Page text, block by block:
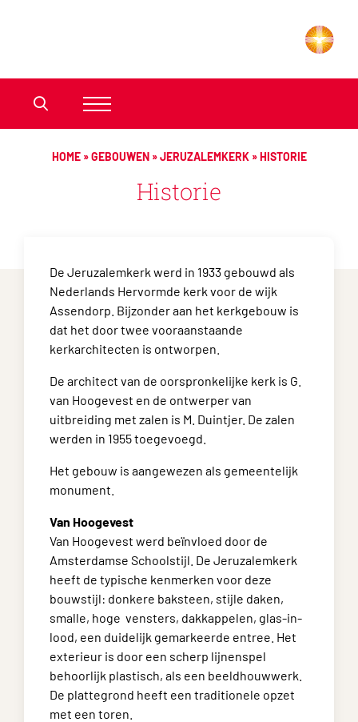
HOME»GEBOUWEN»JERUZALEMKERK»HISTORIE
Historie
De Jeruzalemkerk werd in 1933 gebouwd als
Nederlands Hervormde kerk voor de wijk
Assendorp. Bijzonder aan het kerkgebouw is
dat het door twee vooraanstaande
kerkarchitecten is ontworpen.
De architect van de oorspronkelijke kerk is G.
van Hoogevest en de ontwerper van
uitbreiding met zalen is M. Duintjer. De zalen
werden in 1955 toegevoegd.
Het gebouw is aangewezen als gemeentelijk
monument.
Van Hoogevest
Van Hoogevest werd beïnvloed door de
Amsterdamse Schoolstijl. De Jeruzalemkerk
heeft de typische kenmerken voor deze
bouwstijl: donkere baksteen, stijle daken,
smalle, hoge vensters, dakkappelen, glas-in-
lood, een duidelijk gemarkeerde entree. Het
exterieur is door een scherp lijnenspel
behoorlijk plastisch, als een beeldhouwwerk.
De plattegrond heeft een traditionele opzet
met een toren.